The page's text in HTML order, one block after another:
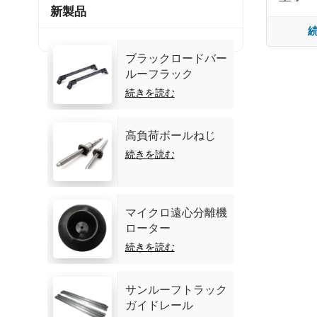
新製品
ブラックロードバー
ルーフラック
続きを読む
高負荷ボールねじ
続きを読む
マイクロ遠心分離機
ローター
続きを読む
サンルーフトラック
ガイドレール